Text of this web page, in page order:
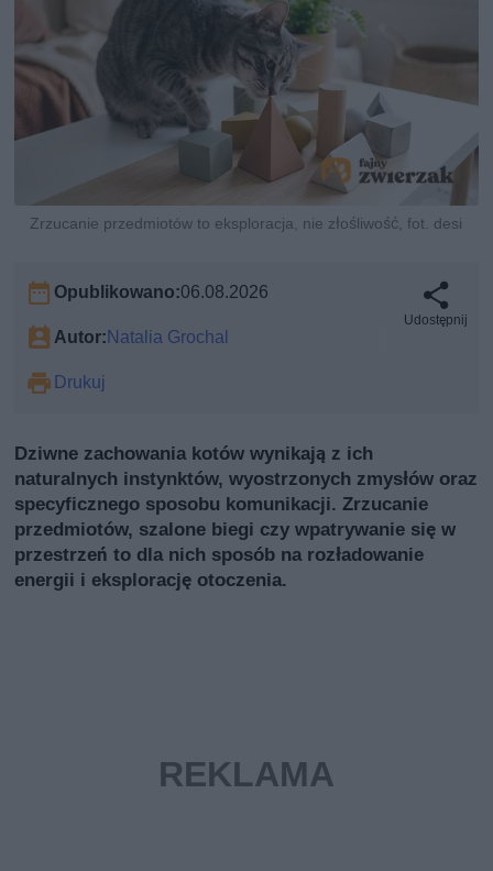
Zrzucanie przedmiotów to eksploracja, nie złośliwość, fot. desi
Opublikowano:06.08.2026
Autor:Natalia Grochal
Drukuj
Udostępnij
Dziwne zachowania kotów wynikają z ich
naturalnych instynktów, wyostrzonych zmysłów oraz
specyficznego sposobu komunikacji. Zrzucanie
przedmiotów, szalone biegi czy wpatrywanie się w
przestrzeń to dla nich sposób na rozładowanie
energii i eksplorację otoczenia.